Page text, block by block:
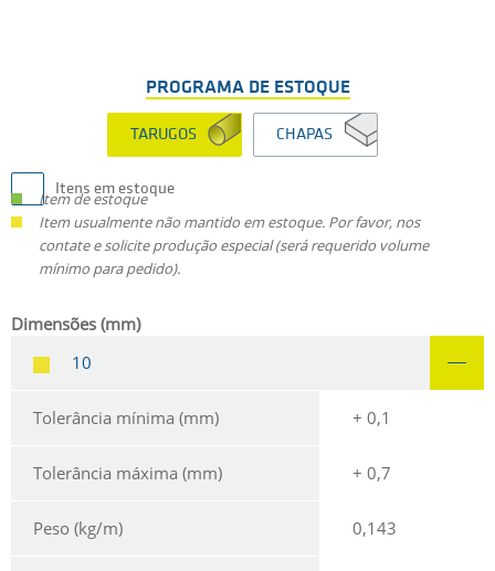
PROGRAMA DE ESTOQUE
TARUGOS CHAPAS
Itens em estoque
Item de estoque
Item usualmente não mantido em estoque. Por favor, nos
contate e solicite produção especial (será requerido volume
mínimo para pedido).
Dimensões (mm)
10
Tolerância mínima (mm) + 0,1
Tolerância máxima (mm) + 0,7
Peso (kg/m) 0,143